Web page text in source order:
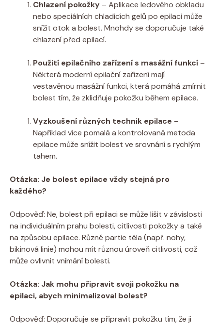
Chlazení​ pokožky – Aplikace ledového obkladu
nebo speciálních chladicích gelů po epilaci ‍může
snížit otok a bolest.⁤ Mnohdy se doporučuje také
chlazení před epilací.
Použití epilačního zařízení s masážní‍ funkcí –⁢
Některá moderní⁤ epilační zařízení mají
vestavěnou masážní funkci, ⁣která pomáhá zmírnit
bolest tím, že zklidňuje pokožku během epilace.
Vyzkoušení různých technik epilace –
Například více pomalá a kontrolovaná metoda
epilace ​může snížit bolest ⁤ve srovnání s rychlým
tahem.
Otázka: Je ​bolest epilace vždy ‍stejná⁢ pro
⁢každého?
Odpověď: Ne, bolest ‌při epilaci se​ může lišit v závislosti
⁤na individuálním prahu ⁤bolesti, citlivosti ‍pokožky a také
na ⁢způsobu epilace. Různé ​partie těla (např. nohy,⁢
bikinová ⁣linie)​ mohou mít ⁢různou úroveň citlivosti, což
může⁢ ovlivnit vnímání bolesti.
Otázka: Jak mohu připravit svoji pokožku⁤ na
epilaci, abych minimalizoval bolest?
Odpověď: Doporučuje se‍ připravit ‌pokožku​ tím, že⁤ ji